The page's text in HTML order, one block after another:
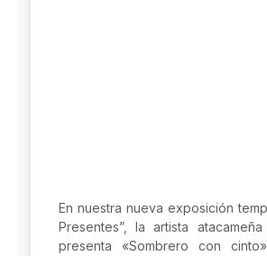
En nuestra nueva exposición
Presentes”, la artista
presenta «Sombrero con